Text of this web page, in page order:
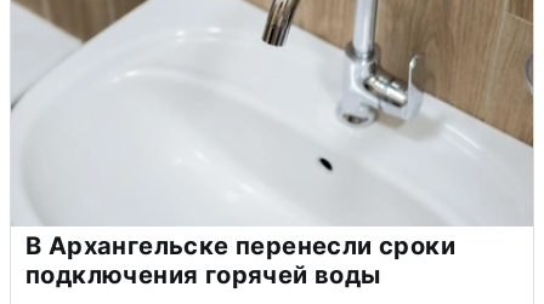
В Архангельске перенесли сроки
подключения горячей воды